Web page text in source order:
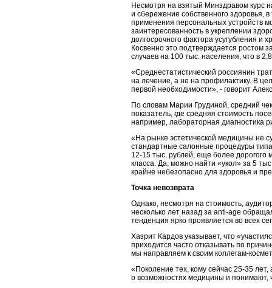
Несмотря на взятый Минздравом курс
и сбережение собственного здоровья,
применения персональных устройств
заинтересованность в укреплении
долгосрочного фактора усугубления
Косвенно это подтверждается ростом
случаев на 100 тыс. населения, что в
«Среднестатистический россиянин
на лечение, а не на профилактику. В
первой необходимости», - говорит
По словам Марии Грудиной, средний
показатель, где средняя стоимость
например, лабораторная диагностика
«На рынке эстетической медицины не
стандартные салонные процедуры
12-15 тыс. рублей, еще более дорогого
класса. Да, можно найти «укол» за 5
крайне небезопасно для здоровья и
Точка невозврата
Однако, несмотря на стоимость,
несколько лет назад за anti-age
тенденция ярко проявляется во всех
Хазрит Кардов указывает, что
приходится часто отказывать по
мы направляем к своим коллегам-
«Поколение тех, кому сейчас 25-35
о возможностях медицины и понимают,